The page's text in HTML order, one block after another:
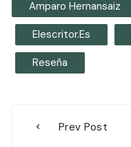
Amparo Hernansaiz
Elescritor.es
Reseña
Prev Post